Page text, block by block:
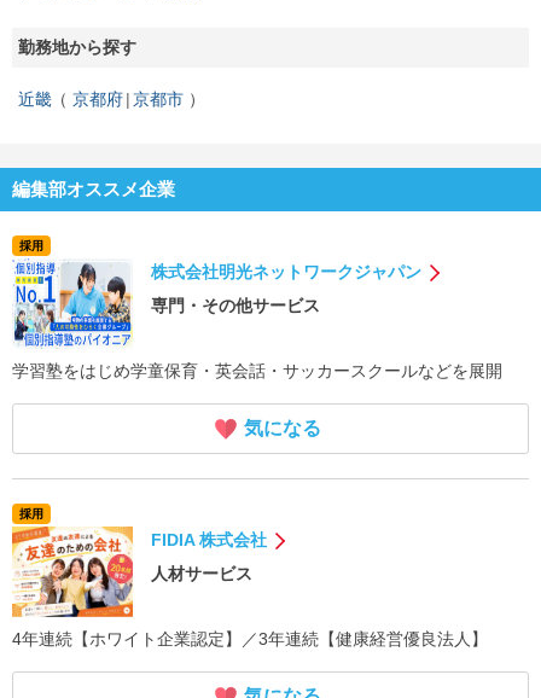
勤務地から探す
近畿 京都府 京都市
編集部オススメ企業
採用
株式会社明光ネットワークジャパン
専門・その他サービス
学習塾をはじめ学童保育・英会話・サッカースクールなどを展開
気になる
採用
FIDIA 株式会社
人材サービス
4年連続【ホワイト企業認定】／3年連続【健康経営優良法人】